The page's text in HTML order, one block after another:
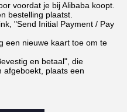
voordat je bij Alibaba koopt.
bestelling plaatst.
"Send Initial Payment / Pay
een nieuwe kaart toe om te
en betaal", die
afgeboekt, plaats een